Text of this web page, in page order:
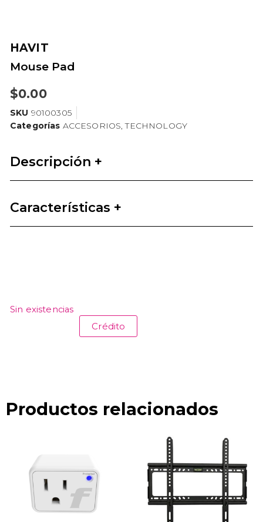
HAVIT
Mouse Pad
$0.00
SKU 90100305
Categorías ACCESORIOS ,TECHNOLOGY
Descripción +
Características +
Sin existencias
Crédito
Productos relacionados